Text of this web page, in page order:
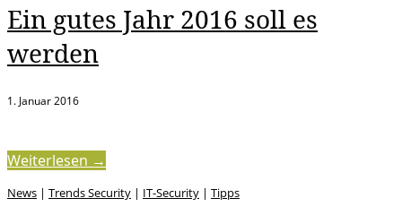
Ein gutes Jahr 2016 soll es
werden
1. Januar 2016
Weiterlesen →
News | Trends Security | IT-Security | Tipps